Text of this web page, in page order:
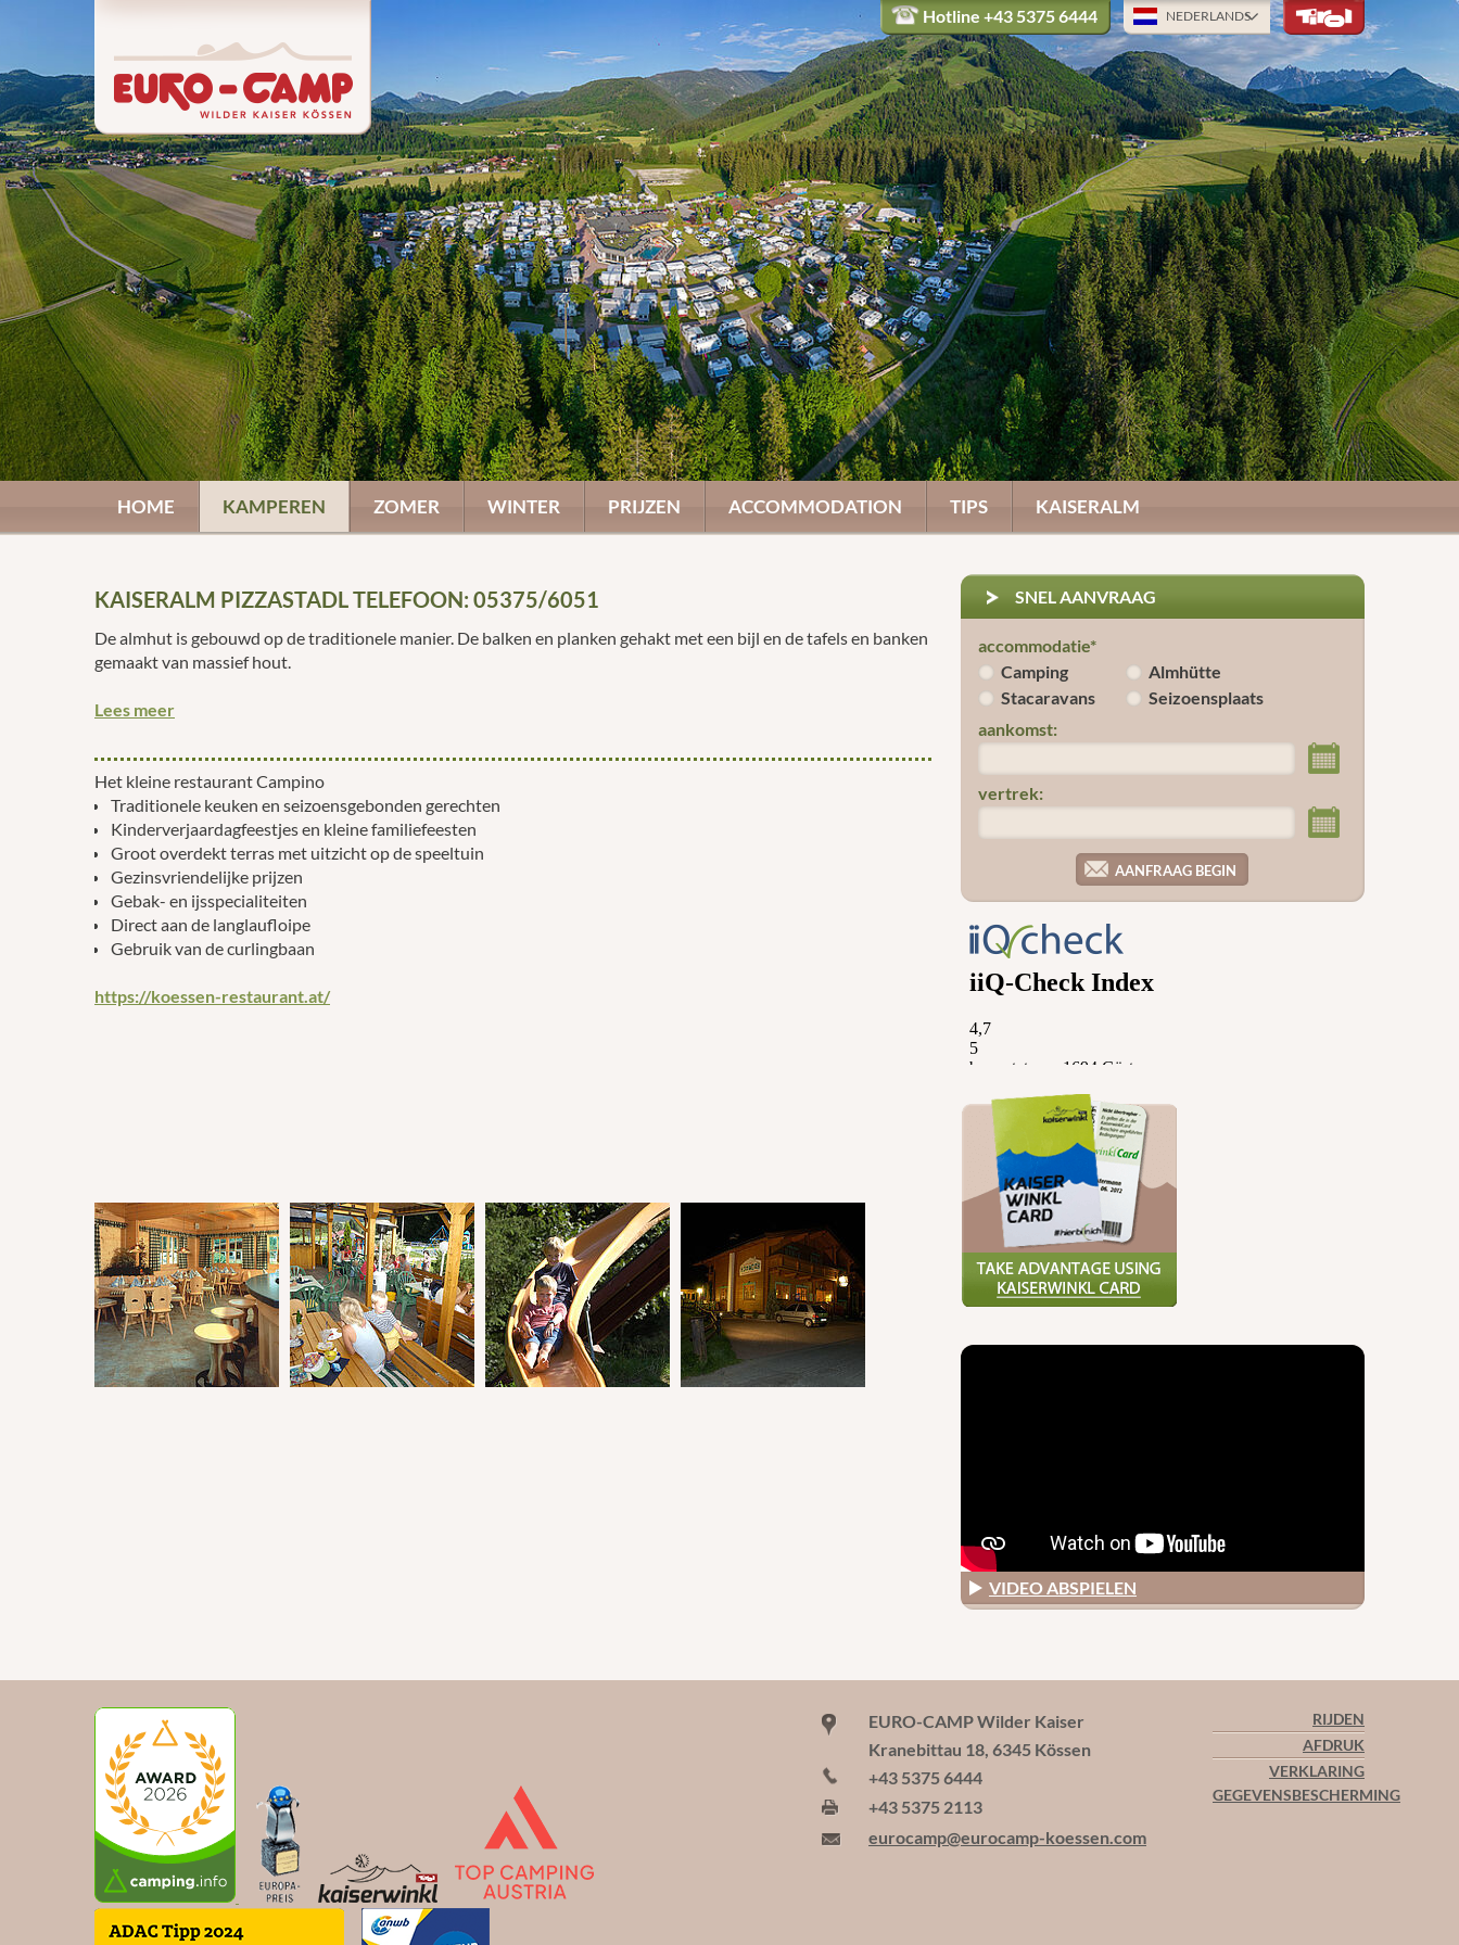
NEDERLANDS
Hotline +43 5375 6444
HOME KAMPEREN ZOMER WINTER PRIJZEN ACCOMMODATION TIPS KAISERALM
KAISERALM PIZZASTADL TELEFOON: 05375/6051
De almhut is gebouwd op de traditionele manier. De balken en planken gehakt met een bijl en de tafels en banken
gemaakt van massief hout.
Lees meer
Het kleine restaurant Campino
Traditionele keuken en seizoensgebonden gerechten
Kinderverjaardagfeestjes en kleine familiefeesten
Groot overdekt terras met uitzicht op de speeltuin
Gezinsvriendelijke prijzen
Gebak- en ijsspecialiteiten
Direct aan de langlaufloipe
Gebruik van de curlingbaan
https://koessen-restaurant.at/
SNEL AANVRAAG
accommodatie*
Camping
Almhütte
Stacaravans
Seizoensplaats
aankomst:
vertrek:
VIDEO ABSPIELEN
EURO-CAMP Wilder Kaiser
Kranebittau 18, 6345 Kössen
+43 5375 6444
+43 5375 2113
eurocamp@eurocamp-koessen.com
RIJDEN
AFDRUK
VERKLARING
GEGEVENSBESCHERMING